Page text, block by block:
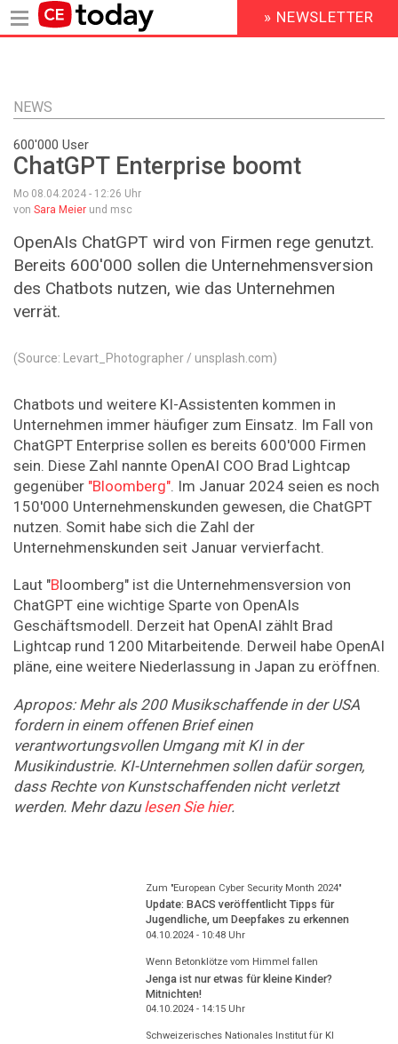
Inhalt
HEADER
MENU
» NEWSLETTER
NEWS
600'000 User
ChatGPT Enterprise boomt
Mo 08.04.2024 - 12:26 Uhr
von Sara Meier und msc
OpenAIs ChatGPT wird von Firmen rege genutzt.
Bereits 600'000 sollen die Unternehmensversion
des Chatbots nutzen, wie das Unternehmen
verrät.
(Source: Levart_Photographer / unsplash.com)
Chatbots und weitere KI-Assistenten kommen in
Unternehmen immer häufiger zum Einsatz. Im Fall von
ChatGPT Enterprise sollen es bereits 600'000 Firmen
sein. Diese Zahl nannte OpenAI COO Brad Lightcap
gegenüber "Bloomberg". Im Januar 2024 seien es noch
150'000 Unternehmenskunden gewesen, die ChatGPT
nutzen. Somit habe sich die Zahl der
Unternehmenskunden seit Januar vervierfacht.
Laut "Bloomberg" ist die Unternehmensversion von
ChatGPT eine wichtige Sparte von OpenAIs
Geschäftsmodell. Derzeit hat OpenAI zählt Brad
Lightcap rund 1200 Mitarbeitende. Derweil habe OpenAI
pläne, eine weitere Niederlassung in Japan zu eröffnen.
Apropos: Mehr als 200 Musikschaffende in der USA
fordern in einem offenen Brief einen
verantwortungsvollen Umgang mit KI in der
Musikindustrie. KI-Unternehmen sollen dafür sorgen,
dass Rechte von Kunstschaffenden nicht verletzt
werden. Mehr dazulesen Sie hier.
Zum "European Cyber Security Month 2024"
Update: BACS veröffentlicht Tipps für
Jugendliche, um Deepfakes zu erkennen
04.10.2024 - 10:48Uhr
Wenn Betonklötze vom Himmel fallen
Jenga ist nur etwas für kleine Kinder?
Mitnichten!
04.10.2024 - 14:15Uhr
Schweizerisches Nationales Institut für KI